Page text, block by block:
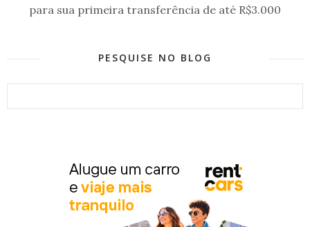
para sua primeira transferência de até R$3.000
PESQUISE NO BLOG